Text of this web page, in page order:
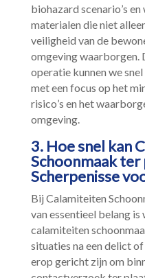
biohazard scenario’s
materialen die niet
veiligheid van de
omgeving waarborgen.​
operatie kunnen we
met een focus op het
risico’s en het
omgeving.​
3.​ Hoe snel kan
Schoonmaak ter
Scherpenisse
Bij Calamiteiten
van essentieel belang is
calamiteiten
situaties na een delict
erop gericht zijn om